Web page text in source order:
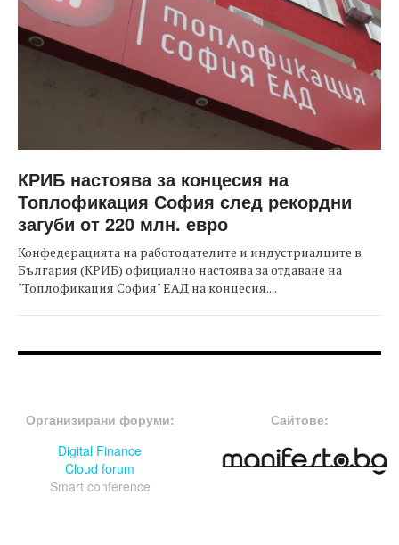
КРИБ настоява за концесия на
Топлофикация София след рекордни
загуби от 220 млн. евро
Конфедерацията на работодателите и индустриалците в
България (КРИБ) официално настоява за отдаване на
"Топлофикация София" ЕАД на концесия....
Организирани форуми:
Digital Finance
Cloud forum
Smart conference
Сайтове: